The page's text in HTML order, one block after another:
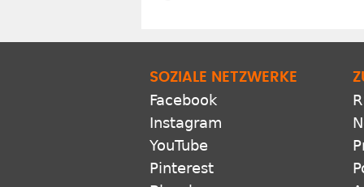
SOZIALE NETZWERKE
Facebook
Instagram
YouTube
Pinterest